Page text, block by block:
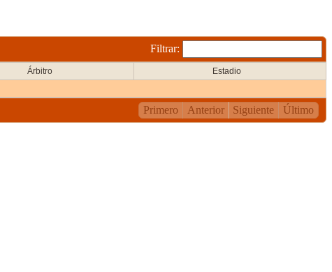
Filtrar:
Árbitro Estadio
Primero Anterior Siguiente Último